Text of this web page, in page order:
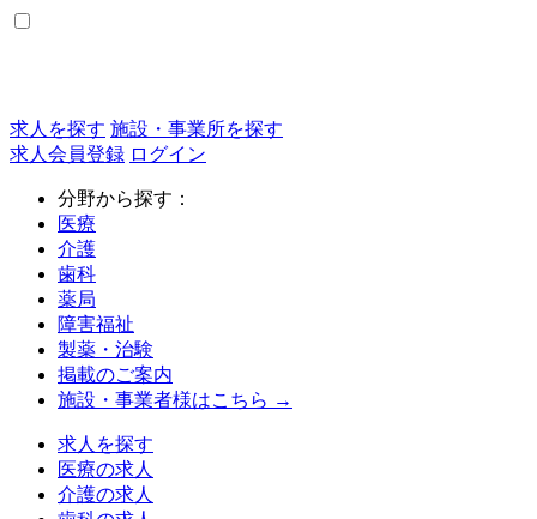
求人を探す 施設・事業所を探す
求人会員登録 ログイン
分野から探す：
医療
介護
歯科
薬局
障害福祉
製薬・治験
掲載のご案内
施設・事業者様はこちら →
求人を探す
医療の求人
介護の求人